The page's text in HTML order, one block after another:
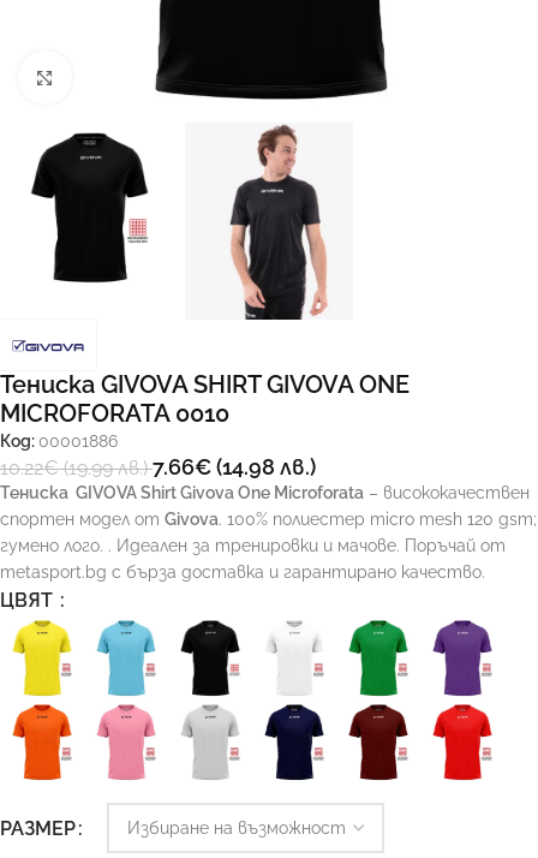
Тениска GIVOVA SHIRT GIVOVA ONE
MICROFORATA 0010
Код: 00001886
10.22€(19.99 лв.)7.66€(14.98 лв.)
Тениска GIVOVA Shirt Givova One Microforata – висококачествен
спортен модел от Givova. 100% полиестер micro mesh 120 gsm;
гуменo лого. . Идеален за тренировки и мачове. Поръчай от
metasport.bg с бърза доставка и гарантирано качество.
ЦВЯТ
РАЗМЕР